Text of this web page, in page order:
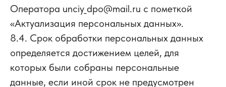
Оператора unciy_dpo@mail.ru с пометкой
«Актуализация персональных данных».
8.4. Срок обработки персональных данных
определяется достижением целей, для
которых были собраны персональные
данные, если иной срок не предусмотрен